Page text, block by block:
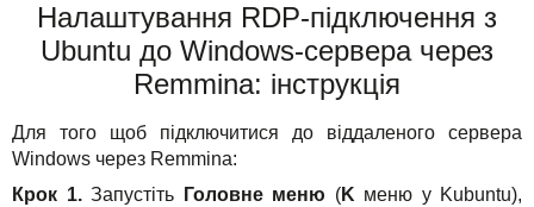
Налаштування RDP-підключення з
Ubuntu до Windows-сервера через
Remmina: інструкція
Для того щоб підключитися до віддаленого сервера
Windows через Remmina:
Крок 1. Запустіть Головне меню (K меню у Kubuntu),